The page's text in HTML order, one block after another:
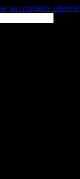
на горещите оферти!